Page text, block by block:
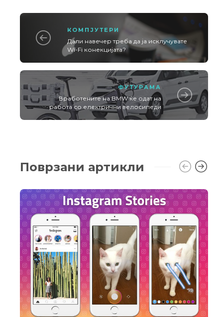
КОМПЈУТЕРИ
Дали навечер треба да ја исклучувате
Wi-Fi конекцијата?
ФУТУРАМА
Вработените на BMW ќе одат на
работа со електрични велосипеди
Поврзани артикли